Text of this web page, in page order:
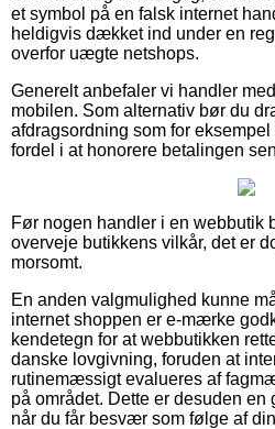
et symbol på en falsk internet
heldigvis dækket ind under en
overfor uægte netshops.
Generelt anbefaler vi handler
mobilen. Som alternativ bør du
afdragsordning som for
fordel i at honorere betalingen
Før nogen handler i en webbutik
overveje butikkens vilkår, det er
morsomt.
En anden valgmulighed kunne
internet shoppen er e-mærke
kendetegn for at webbutikken
danske lovgivning, foruden at
rutinemæssigt evalueres af
på området. Dette er desuden en
når du får besvær som følge af